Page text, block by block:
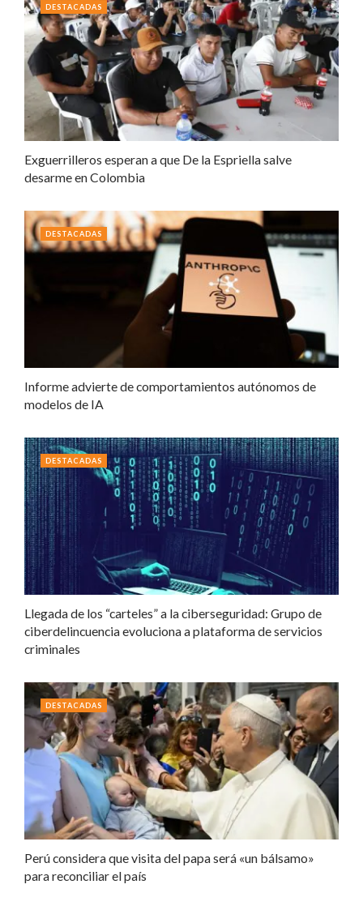
Exguerrilleros esperan a que De la Espriella salve
desarme en Colombia
DESTACADAS
Informe advierte de comportamientos autónomos de
modelos de IA
DESTACADAS
Llegada de los “carteles” a la ciberseguridad: Grupo de
ciberdelincuencia evoluciona a plataforma de servicios
criminales
DESTACADAS
Perú considera que visita del papa será «un bálsamo»
para reconciliar el país
DESTACADAS